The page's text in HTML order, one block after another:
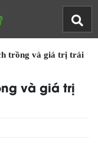
trồng và giá trị trái
và giá trị